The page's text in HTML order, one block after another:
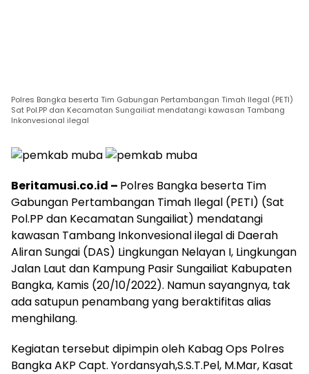
Polres Bangka beserta Tim Gabungan Pertambangan Timah Ilegal (PETI)
Sat Pol.PP dan Kecamatan Sungailiat mendatangi kawasan Tambang
Inkonvesional ilegal
Beritamusi.co.id – Polres Bangka beserta Tim
Gabungan Pertambangan Timah Ilegal (PETI) (Sat
Pol.PP dan Kecamatan Sungailiat) mendatangi
kawasan Tambang Inkonvesional ilegal di Daerah
Aliran Sungai (DAS) Lingkungan Nelayan I, Lingkungan
Jalan Laut dan Kampung Pasir Sungailiat Kabupaten
Bangka, Kamis (20/10/2022). Namun sayangnya, tak
ada satupun penambang yang beraktifitas alias
menghilang.
Kegiatan tersebut dipimpin oleh Kabag Ops Polres
Bangka AKP Capt. Yordansyah,S.S.T.Pel, M.Mar, Kasat